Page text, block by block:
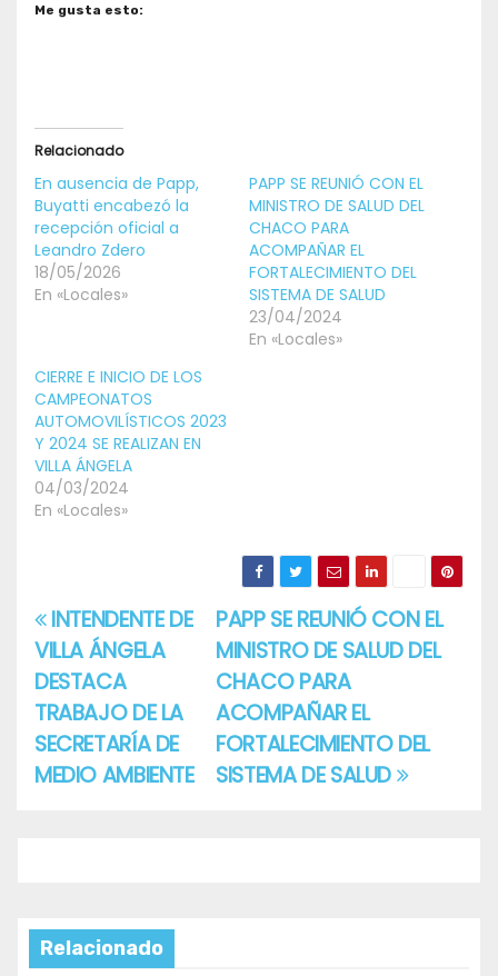
Me gusta esto:
Relacionado
En ausencia de Papp,
Buyatti encabezó la
recepción oficial a
Leandro Zdero
18/05/2026
En «Locales»
PAPP SE REUNIÓ CON EL
MINISTRO DE SALUD DEL
CHACO PARA
ACOMPAÑAR EL
FORTALECIMIENTO DEL
SISTEMA DE SALUD
23/04/2024
En «Locales»
CIERRE E INICIO DE LOS
CAMPEONATOS
AUTOMOVILÍSTICOS 2023
Y 2024 SE REALIZAN EN
VILLA ÁNGELA
04/03/2024
En «Locales»
Navegación
de
entradas
PAPP SE REUNIÓ CON EL
MINISTRO DE SALUD DEL
CHACO PARA
ACOMPAÑAR EL
FORTALECIMIENTO DEL
SISTEMA DE SALUD
INTENDENTE DE
VILLA ÁNGELA
DESTACA
TRABAJO DE LA
SECRETARÍA DE
MEDIO AMBIENTE
Relacionado